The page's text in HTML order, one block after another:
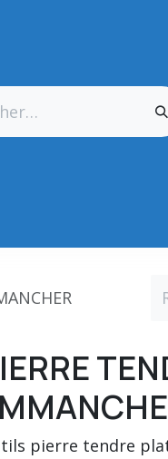
pierre tendre